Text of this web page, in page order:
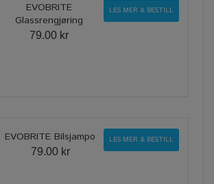
EVOBRITE
Glassrengjøring
79.00 kr
LES MER & BESTILL
EVOBRITE Bilsjampo
79.00 kr
LES MER & BESTILL